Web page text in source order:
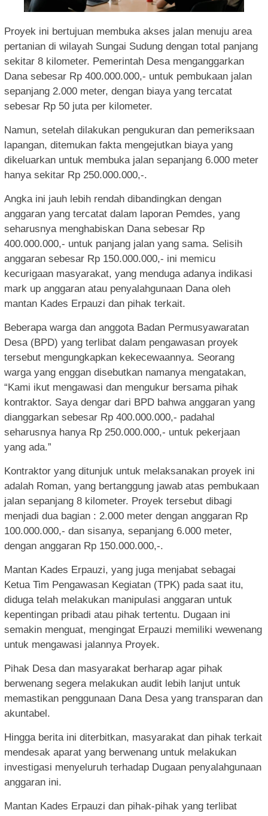
Proyek ini bertujuan membuka akses jalan menuju area
pertanian di wilayah Sungai Sudung dengan total panjang
sekitar 8 kilometer. Pemerintah Desa menganggarkan
Dana sebesar Rp 400.000.000,- untuk pembukaan jalan
sepanjang 2.000 meter, dengan biaya yang tercatat
sebesar Rp 50 juta per kilometer.
Namun, setelah dilakukan pengukuran dan pemeriksaan
lapangan, ditemukan fakta mengejutkan biaya yang
dikeluarkan untuk membuka jalan sepanjang 6.000 meter
hanya sekitar Rp 250.000.000,-.
Angka ini jauh lebih rendah dibandingkan dengan
anggaran yang tercatat dalam laporan Pemdes, yang
seharusnya menghabiskan Dana sebesar Rp
400.000.000,- untuk panjang jalan yang sama. Selisih
anggaran sebesar Rp 150.000.000,- ini memicu
kecurigaan masyarakat, yang menduga adanya indikasi
mark up anggaran atau penyalahgunaan Dana oleh
mantan Kades Erpauzi dan pihak terkait.
Beberapa warga dan anggota Badan Permusyawaratan
Desa (BPD) yang terlibat dalam pengawasan proyek
tersebut mengungkapkan kekecewaannya. Seorang
warga yang enggan disebutkan namanya mengatakan,
“Kami ikut mengawasi dan mengukur bersama pihak
kontraktor. Saya dengar dari BPD bahwa anggaran yang
dianggarkan sebesar Rp 400.000.000,- padahal
seharusnya hanya Rp 250.000.000,- untuk pekerjaan
yang ada.”
Kontraktor yang ditunjuk untuk melaksanakan proyek ini
adalah Roman, yang bertanggung jawab atas pembukaan
jalan sepanjang 8 kilometer. Proyek tersebut dibagi
menjadi dua bagian : 2.000 meter dengan anggaran Rp
100.000.000,- dan sisanya, sepanjang 6.000 meter,
dengan anggaran Rp 150.000.000,-.
Mantan Kades Erpauzi, yang juga menjabat sebagai
Ketua Tim Pengawasan Kegiatan (TPK) pada saat itu,
diduga telah melakukan manipulasi anggaran untuk
kepentingan pribadi atau pihak tertentu. Dugaan ini
semakin menguat, mengingat Erpauzi memiliki wewenang
untuk mengawasi jalannya Proyek.
Pihak Desa dan masyarakat berharap agar pihak
berwenang segera melakukan audit lebih lanjut untuk
memastikan penggunaan Dana Desa yang transparan dan
akuntabel.
Hingga berita ini diterbitkan, masyarakat dan pihak terkait
mendesak aparat yang berwenang untuk melakukan
investigasi menyeluruh terhadap Dugaan penyalahgunaan
anggaran ini.
Mantan Kades Erpauzi dan pihak-pihak yang terlibat